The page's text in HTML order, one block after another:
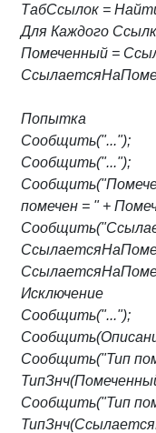
ТабСсылок =
Для Каждого
Помеченный =
Попытка
Сообщить("...");
Сообщить("...");
помечен = " +
Исключение
Сообщить("...");
Сообщить("Тип
Сообщить("Тип